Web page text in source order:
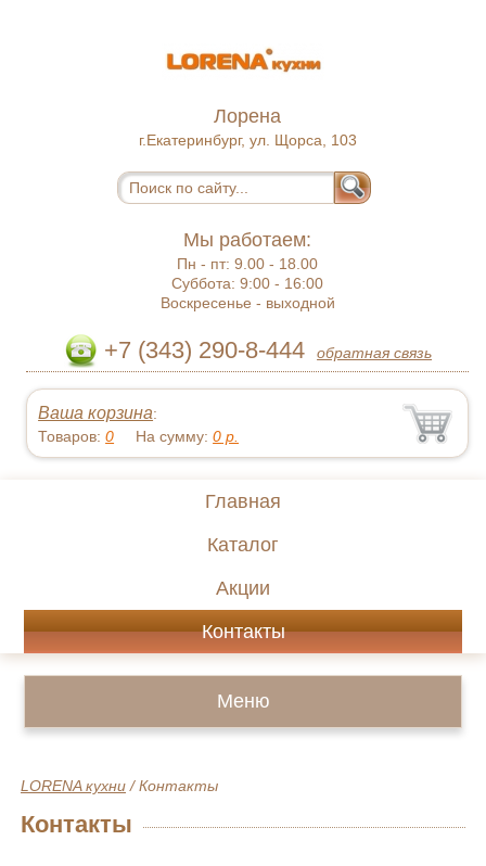
Лорена
г.Екатеринбург, ул. Щорса, 103
Мы работаем:
Пн - пт:9.00 - 18.00
Суббота:9:00 - 16:00
Воскресенье - выходной
+7 (343) 290-8-444 обратная связь
Ваша корзина:
Товаров:0 На сумму:0 р.
Главная
Каталог
Акции
Контакты
Меню
LORENA кухни /Контакты
Контакты